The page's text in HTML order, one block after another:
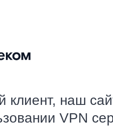
наш
VPN